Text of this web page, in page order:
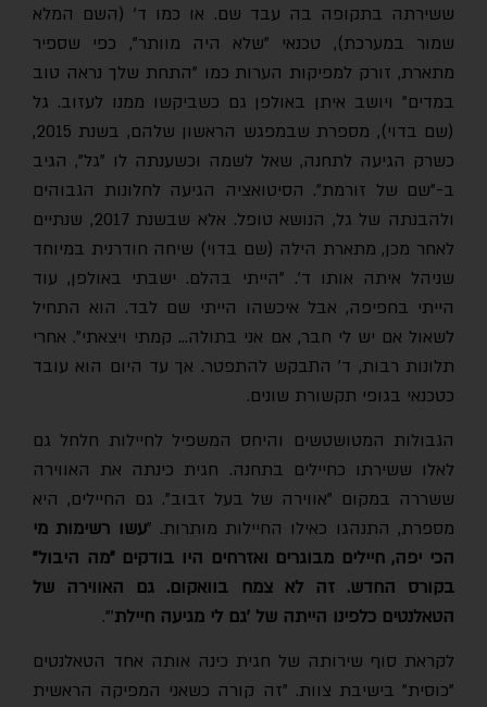
ששירתה בתקופה בה עבד שם. או כמו ד' (השם המלא
שמור במערכת), טכנאי "שלא היה מוותר", כפי שספיר
מתארת, זורק למפיקות הערות כמו "התחת שלך נראה טוב
במדים" ויושב איתן באולפן גם כשביקשו ממנו לעזוב. גל
(שם בדוי), מספרת שבמפגש הראשון שלהם, בשנת 2015,
כשרק הגיעה לתחנה, שאל לשמה וכשענתה לו "גל", הגיב
ב-"שם של זורמת". הסיטואציה הגיעה לחלונות הגבוהים
ולהבנתה של גל, הנושא טופל. אלא שבשנת 2017, שנתיים
לאחר מכן, מתארת הילה (שם בדוי) שיחה חודרנית במיוחד
שניהל איתה אותו ד'. "הייתי בהלם. ישבתי באולפן, עוד
הייתי בחפיפה, אבל איכשהו הייתי שם לבד. הוא התחיל
לשאול אם יש לי חבר, אם אני בתולה… קמתי ויצאתי". אחרי
תלונות רבות, ד' התבקש להתפטר. אך עד היום הוא עובד
כטכנאי בגופי תקשורת שונים.
הגבולות המטושטשים והיחס המשפיל לחיילות חלחל גם
לאלו ששירתו כחיילים בתחנה. חגית כינתה את האווירה
ששררה במקום "אווירה של בעל זבוב". גם החיילים, היא
מספרת, התנהגו כאילו החיילות מותרות. "עשו רשימות מי
הכי יפה, חיילים מבוגרים ואזרחים היו בודקים "מה היבול"
בקורס החדש. זה לא צמח בוואקום. גם האווירה של
הטאלנטים כלפינו הייתה של 'גם לי מגיעה חיילת'".
לקראת סוף שירותה של חגית כינה אותה אחד הטאלנטים
"כוסית" בישיבת צוות. "זה קורה כשאני המפיקה הראשית